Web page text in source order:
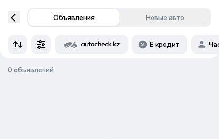
Объявления Новые авто
В кредит
0 объявлений